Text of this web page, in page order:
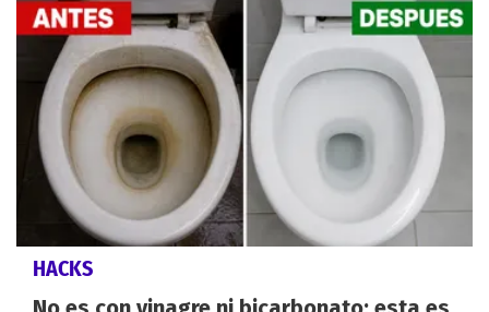
HACKS